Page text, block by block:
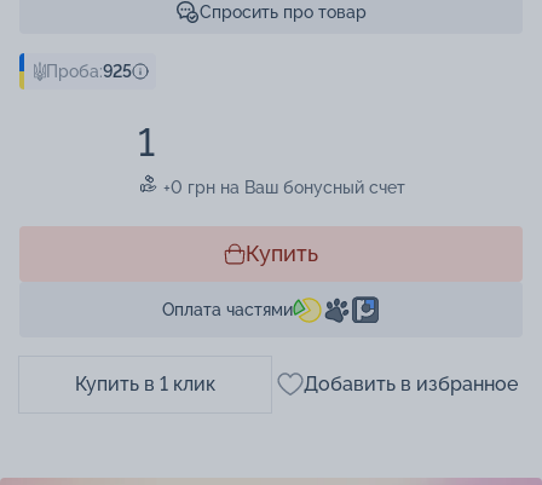
Спросить про товар
Проба:925
1
+0 грн на Ваш бонусный счет
Купить
Оплата частями
Купить в 1 клик Добавить в избранное